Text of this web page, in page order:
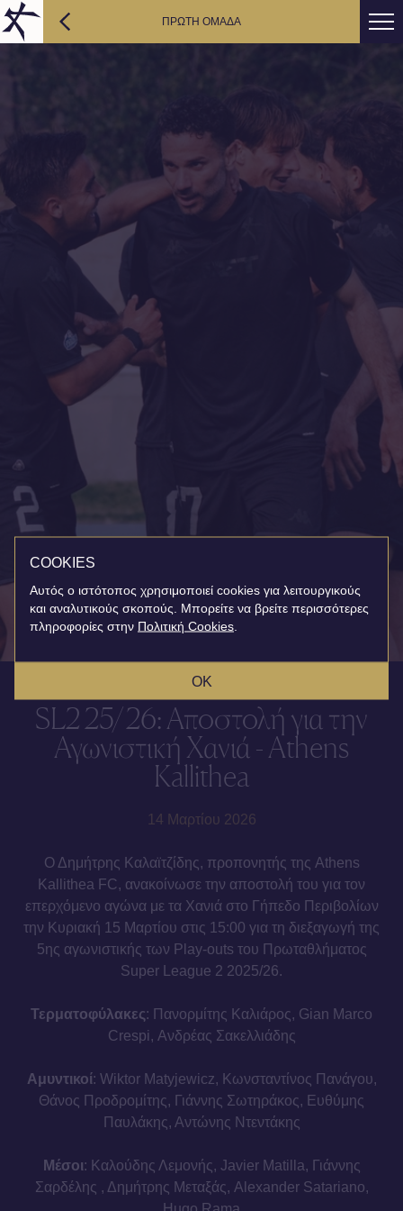
ΠΡΩΤΗ ΟΜΑΔΑ
SL2 25/26: Αποστολή για την
Αγωνιστική Χανιά - Athens
Kallithea
14 Μαρτίου 2026
Ο Δημήτρης Καλαϊτζίδης, προπονητής της Athens
Kallithea FC, ανακοίνωσε την αποστολή του για τον
επερχόμενο αγώνα με τα Χανιά στο Γήπεδο Περιβολίων
την Κυριακή 15 Μαρτίου στις 15:00 για τη διεξαγωγή της
5ης αγωνιστικής των Play-outs του Πρωταθλήματος
Super League 2 2025/26.
Τερματοφύλακες: Πανορμίτης Καλιάρος, Gian Marco
Crespi, Ανδρέας Σακελλιάδης
Αμυντικοί: Wiktor Matyjewicz, Κωνσταντίνος Πανάγου,
Θάνος Προδρομίτης, Γιάννης Σωτηράκος, Ευθύμης
Παυλάκης, Αντώνης Ντεντάκης
Μέσοι: Καλούδης Λεμονής, Javier Matilla, Γιάννης
Σαρδέλης , Δημήτρης Μεταξάς, Alexander Satariano,
COOKIES
Αυτός ο ιστότοπος χρησιμοποιεί cookies για λειτουργικούς
και αναλυτικούς σκοπούς. Μπορείτε να βρείτε περισσότερες
πληροφορίες στην Πολιτική Cookies
OK